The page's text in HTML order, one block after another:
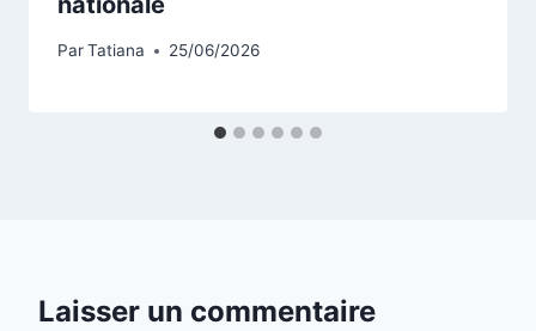
ParTatiana 25/06/2026
Laisser un commentaire